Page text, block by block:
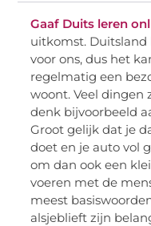
Gaaf Duits leren
uitkomst.
voor ons, dus het
regelmatig een
woont. Veel dingen
denk bijvoorbeeld
Groot gelijk dat je
doet en je auto vol
om dan ook een
voeren met de
meest
alsjeblieft zijn